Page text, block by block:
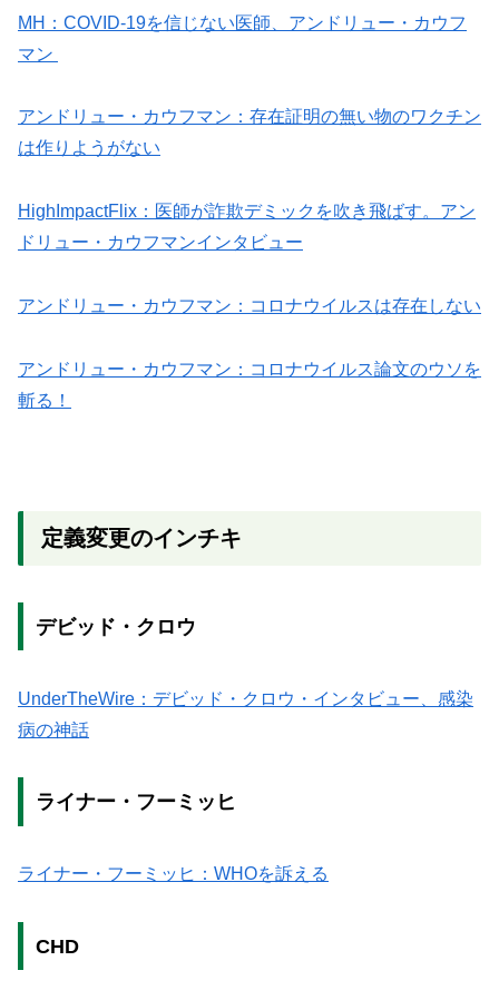
MH：COVID-19を信じない医師、アンドリュー・カウフ
マン
アンドリュー・カウフマン：存在証明の無い物のワクチン
は作りようがない
HighImpactFlix：医師が詐欺デミックを吹き飛ばす。アン
ドリュー・カウフマンインタビュー
アンドリュー・カウフマン：コロナウイルスは存在しない
アンドリュー・カウフマン：コロナウイルス論文のウソを
斬る！
定義変更のインチキ
デビッド・クロウ
UnderTheWire：デビッド・クロウ・インタビュー、感染
病の神話
ライナー・フーミッヒ
ライナー・フーミッヒ：WHOを訴える
CHD